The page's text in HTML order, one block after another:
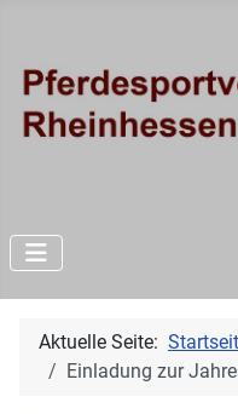
Aktuelle Seite:
Einladung zur